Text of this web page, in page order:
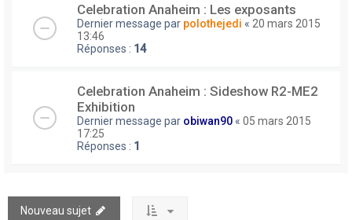
Celebration Anaheim : Les exposants
Dernier message par polothejedi « 20 mars 2015
13:46
Réponses : 14
Celebration Anaheim : Sideshow R2-ME2
Exhibition
Dernier message par obiwan90 « 05 mars 2015
17:25
Réponses : 1
Nouveau sujet